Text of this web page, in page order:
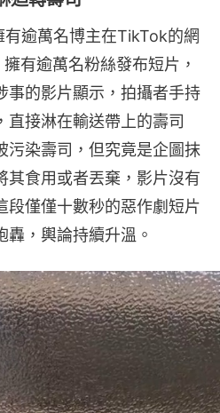
逾萬名博主在TikTok的網
有逾萬名粉絲發布短片，
事的影片顯示，拍攝者手持
直接淋在輸送帶上的壽司
污染壽司，但究竟是企圖抹
其食用或者丟棄，影片沒有
段僅僅十數秒的惡作劇短片
，輿論持續升溫。